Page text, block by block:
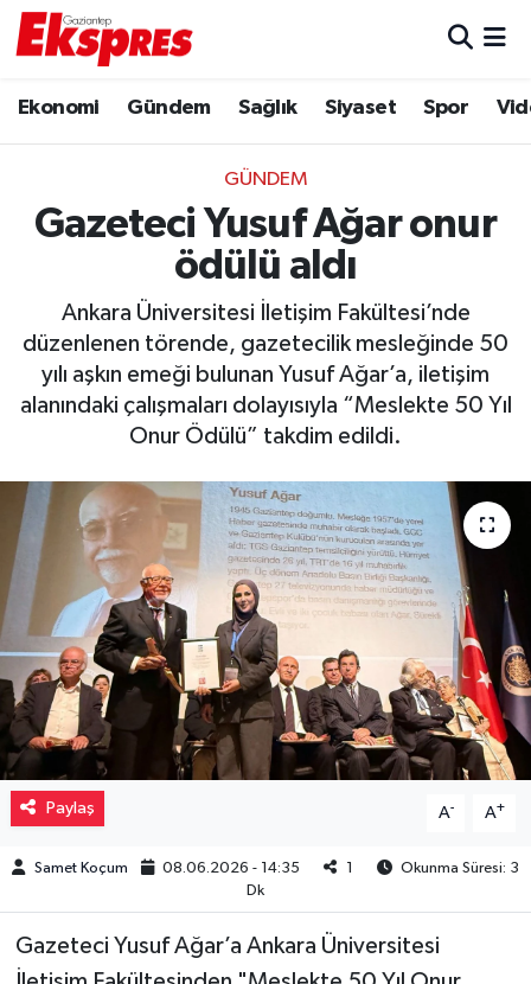
Ekonomi Gündem Sağlık Siyaset Spor
GÜNDEM
Gazeteci Yusuf Ağar onur
ödülü aldı
Ankara Üniversitesi İletişim Fakültesi’nde
düzenlenen törende, gazetecilik mesleğinde 50
yılı aşkın emeği bulunan Yusuf Ağar’a, iletişim
alanındaki çalışmaları dolayısıyla “Meslekte 50 Yıl
Onur Ödülü” takdim edildi.
Paylaş A- A+
Samet Koçum 08.06.2026 - 14:35 1
Okunma Süresi: 3
Dk
Gazeteci Yusuf Ağar’a Ankara Üniversitesi
Ekonomi
Gaziantep son dakika
Gündem
Haberler
Magazin
Müzik
Piyasa
Resmi İlanlar
Sağlık
Sinemalar
Siyaset
Spor
Trafik Durumu
Puan Durumu ve Fikstür
Tüm Manşetler
Son Dakika Haberleri
Haber Arşivi